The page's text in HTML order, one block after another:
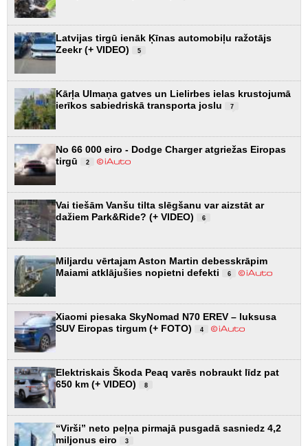
Latvijas tirgū ienāk Ķīnas automobiļu ražotājs
Zeekr (+ VIDEO)
5
Kārļa Ulmaņa gatves un Lielirbes ielas krustojumā
ierīkos sabiedriskā transporta joslu
7
No 66 000 eiro - Dodge Charger atgriežas Eiropas
tirgū
2
Vai tiešām Vanšu tilta slēgšanu var aizstāt ar
dažiem Park&Ride? (+ VIDEO)
6
Miljardu vērtajam Aston Martin debesskrāpim
Maiami atklājušies nopietni defekti
6
Xiaomi piesaka SkyNomad N70 EREV – luksusa
SUV Eiropas tirgum (+ FOTO)
4
Elektriskais Škoda Peaq varēs nobraukt līdz pat
650 km (+ VIDEO)
8
“Virši” neto peļņa pirmajā pusgadā sasniedz 4,2
miljonus eiro
3